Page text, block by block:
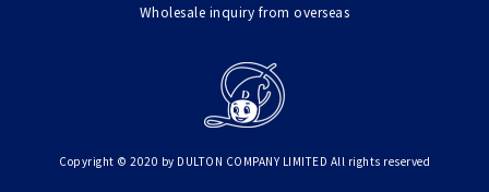
Wholesale inquiry from overseas
Copyright © 2020 by DULTON COMPANY LIMITED All rights reserved